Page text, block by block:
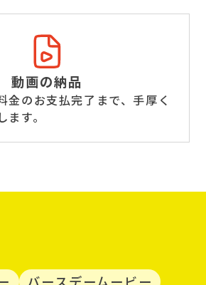
動画の納品
金のお支払完了まで、手厚く
す。